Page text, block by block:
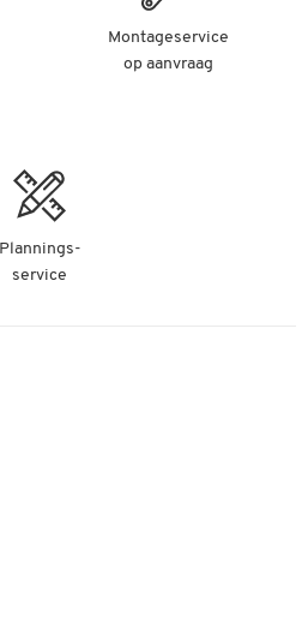
Montageservice
op aanvraag
Plannings-
service